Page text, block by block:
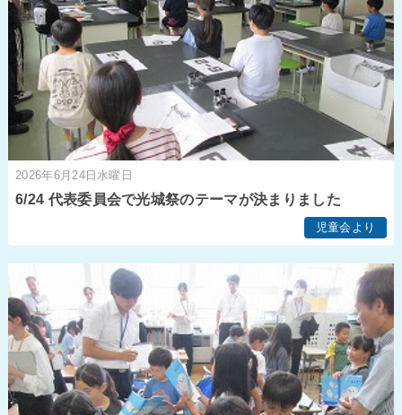
2026年6月24日水曜日
6/24 代表委員会で光城祭のテーマが決まりました
児童会より